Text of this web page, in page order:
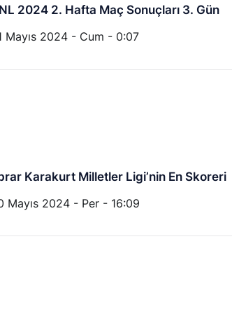
2024 2. Hafta Maç Sonuçları 3. Gün
Mayıs 2024 - Cum - 0:07
Karakurt Milletler Ligi’nin En Skoreri
Mayıs 2024 - Per - 16:09